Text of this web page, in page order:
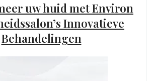
uw huid met Environ
Innovatieve
Behandelingen